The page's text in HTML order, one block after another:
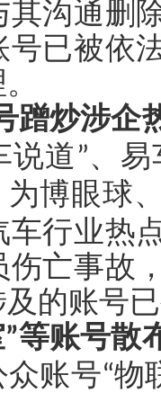
其沟通删
号已被依
蹭炒涉企
说道 ”、易
为博眼球
行业热
伤亡事故
的账号
”等账号散
众账号“物